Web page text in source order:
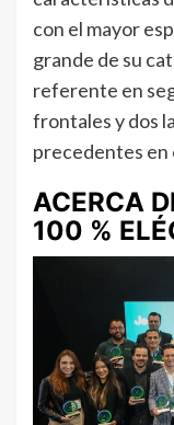
con el mayor
grande de su
referente en
frontales y dos
precedentes en
ACERCA
100 %